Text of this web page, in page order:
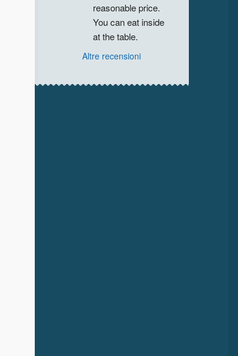
reasonable price.
You can eat inside
at the table.
Altre recensioni